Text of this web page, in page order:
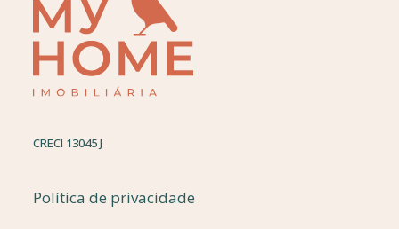
CRECI 13045 J
Política de privacidade